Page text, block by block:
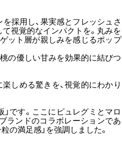
採用し、果実感とフレッシュさ
て視覚的なインパクトを。丸みを
ット層が親しみを感じるポップ
の優しい甘みを効果的に結びつ
しめる驚きを、視覚的にわかり
です。ここにピュレグミとマロ
ランドのコラボレーションであ
の満足感」を強調しました。